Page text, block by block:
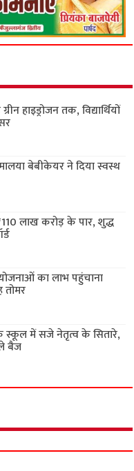
हाइड्रोजन तक, विद्यार्थियों
बेबीकेयर ने दिया स्वस्थ
लाख करोड़ के पार, शुद्ध
का लाभ पहुंचाना
तोमर
स्कूल में सजे नेतृत्व के सितारे,
बैज